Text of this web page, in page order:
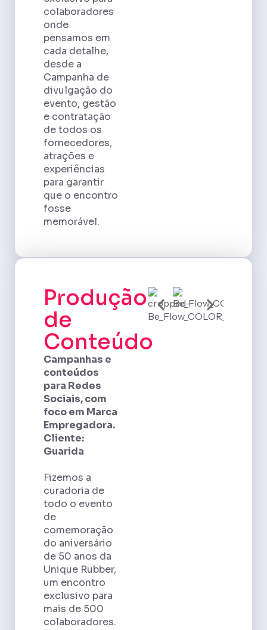
colaboradores
onde
pensamos em
cada detalhe,
desde a
Campanha de
divulgação do
evento, gestão
e contratação
de todos os
fornecedores,
atrações e
experiências
para garantir
que o encontro
fosse
memorável.
Produção
de
Conteúdo
Campanhas e
conteúdos
para Redes
Sociais, com
foco em Marca
Empregadora.
Cliente:
Guarida
Fizemos a
curadoria de
todo o evento
de
comemoração
do aniversário
de 50 anos da
Unique Rubber,
um encontro
exclusivo para
mais de 500
colaboradores.